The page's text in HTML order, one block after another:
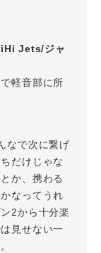
Jets/ジャ
軽音部に所
なで次に繋げ
だけじゃな
か、携わる
なってうれ
2から十分楽
見せない一